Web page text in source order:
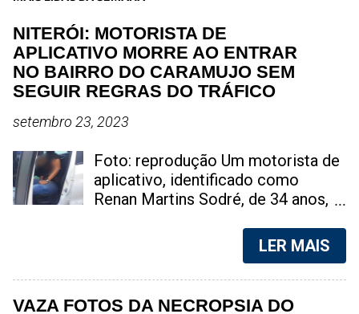
NITERÓI: MOTORISTA DE
APLICATIVO MORRE AO ENTRAR
NO BAIRRO DO CARAMUJO SEM
SEGUIR REGRAS DO TRÁFICO
setembro 23, 2023
Foto: reprodução Um motorista de
aplicativo, identificado como
Renan Martins Sodré, de 34 anos,
tarde deste sábado, na Favela do
Caramujo, localizada em Niterói, na
Região Metropolitana do Rio de
Janeiro. A suspeita é de que ele
LER MAIS
VAZA FOTOS DA NECROPSIA DO